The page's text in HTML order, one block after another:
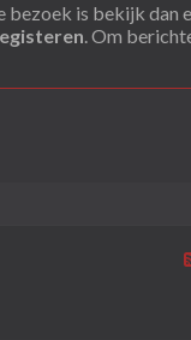
bezoek is bekijk dan
. Om